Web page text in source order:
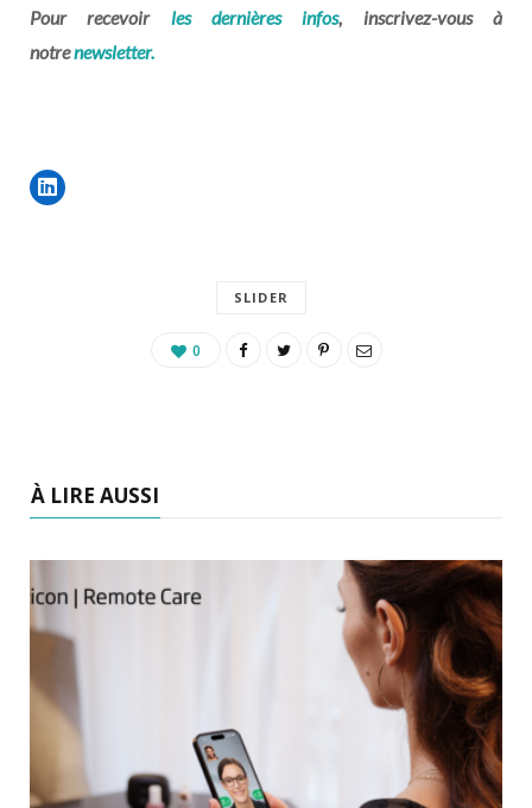
Pour recevoir les dernières infos, inscrivez-vous à
notrenewsletter.
SLIDER
0
À LIRE AUSSI